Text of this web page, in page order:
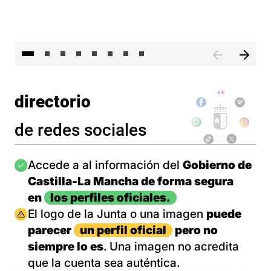
directorio
de redes sociales
Imagen
Accede a al información del Gobierno de
Castilla-La Mancha de forma segura
en
los perfiles oficiales.
Imagen
El logo de la Junta o una imagen puede
parecer
un perfil oficial
pero no
siempre lo es. Una imagen no acredita
que la cuenta sea auténtica.